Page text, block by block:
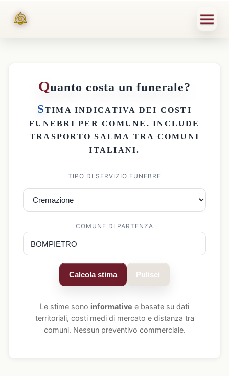
Quanto costa un funerale?
STIMA INDICATIVA DEI COSTI
FUNEBRI PER COMUNE . INCLUDE
TRASPORTO SALMA TRA COMUNI
ITALIANI.
TIPO DI SERVIZIO FUNEBRE
COMUNE DI PARTENZA
Calcola stima Pulisci
Le stime sono informative e basate su dati
territoriali, costi medi di mercato e distanza tra
comuni. Nessun preventivo commerciale.